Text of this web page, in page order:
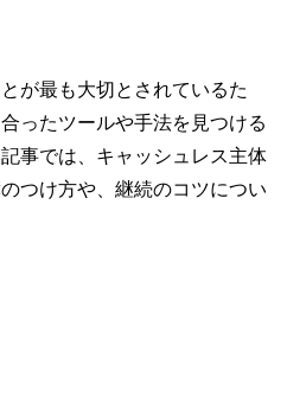
が最も大切とされているた
ったツールや手法を見つける
事では、キャッシュレス主体
つけ方や、継続のコツについ